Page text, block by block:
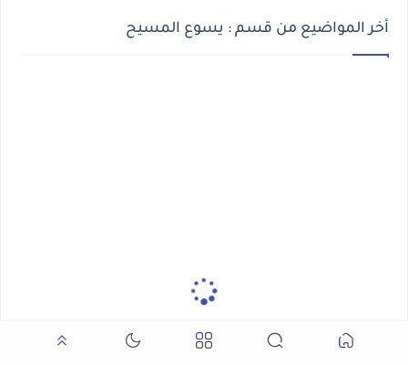
أخر المواضيع من قسم : يسوع المسيح